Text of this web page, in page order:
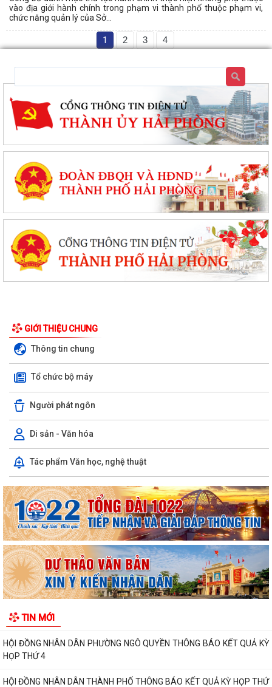
vào địa giới hành chính trong phạm vi thành phố thuộc phạm vi,
chức năng quản lý của Sở...
1 2 3 4
GIỚI THIỆU CHUNG
Thông tin chung
Tổ chức bộ máy
Người phát ngôn
Di sản - Văn hóa
Tác phẩm Văn học, nghệ thuật
TIN MỚI
Phường Ngô Quyền trao tặng sách giáo khoa, đồng phục cho 307 học
sinh có hoàn cảnh khó khăn trước...
Phường Ngô Quyền đẩy mạnh công tác phòng, chống ma túy và nhân
rộng các mô hình an ninh trật tự tại...
THƯ CẢM ƠN – NIỀM TIN CỦA NHÂN DÂN DÀNH CHO CHÍNH QUYỀN
PHƯỜNG NGÔ QUYỀN: PHÁT HUY SỨC MẠNH TỔNG HỢP CỦA CẢ HỆ
THỐNG CHÍNH TRỊ TRONG CÔNG TÁC PHÒNG, CHỐNG...
TRỌNG TÂM QUÝ III/2026 , CHUẨN BỊ NĂM HỌC...
HỘI ĐỒNG NHÂN DÂN PHƯỜNG NGÔ QUYỀN THÔNG BÁO KẾT QUẢ KỲ
HỌP THỨ 4
HỘI ĐỒNG NHÂN DÂN THÀNH PHỐ THÔNG BÁO KẾT QUẢ KỲ HỌP THỨ